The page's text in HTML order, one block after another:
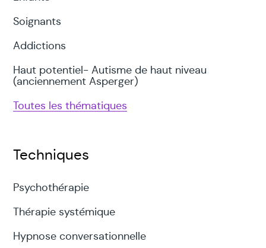
Soignants
Addictions
Haut potentiel- Autisme de haut niveau
(anciennement Asperger)
Toutes les thématiques
Techniques
Psychothérapie
Thérapie systémique
Hypnose conversationnelle